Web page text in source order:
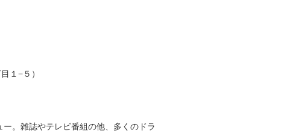
１−５）
。雑誌やテレビ番組の他、多くのドラ